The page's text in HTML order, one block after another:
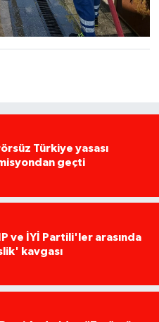
Türkiye yasası
geçti
ve İYİ Partili'ler arasında
kavgası